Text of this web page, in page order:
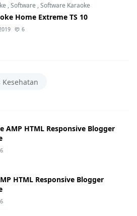
,Software ,Software Karaoke
Home Extreme TS 10
6
Kesehatan
AMP HTML Responsive Blogger
HTML Responsive Blogger